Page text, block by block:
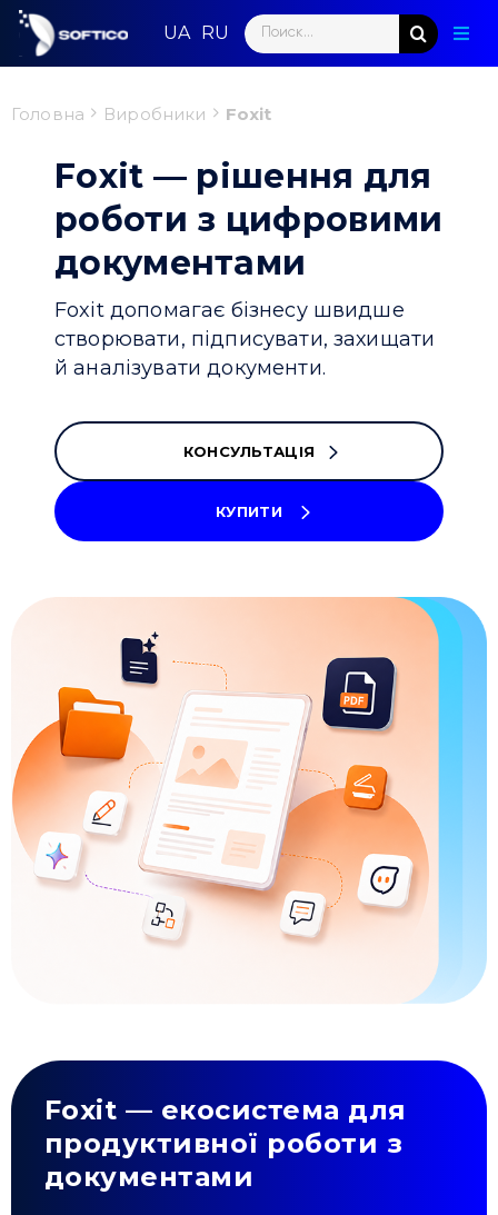
Skip
content
Search
for:
Головна Виробники Foxit
Foxit — рішення для
роботи з цифровими
документами
Foxit допомагає бізнесу швидше
створювати, підписувати, захищати
й аналізувати документи.
КОНСУЛЬТАЦІЯ
КУПИТИ
Foxit — екосистема для
продуктивної роботи з
документами